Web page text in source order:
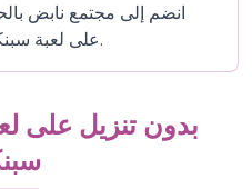
انضم إلى مجتمع نابض
حبك لـ FNF Rushed على لعبة سبنكي.